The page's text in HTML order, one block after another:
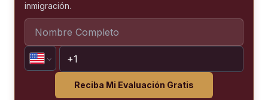
inmigración.
Reciba Mi Evaluación Gratis